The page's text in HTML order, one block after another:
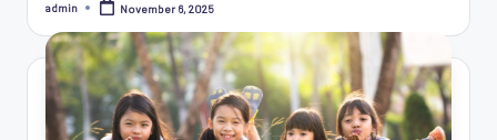
Posted
admin November 6, 2025